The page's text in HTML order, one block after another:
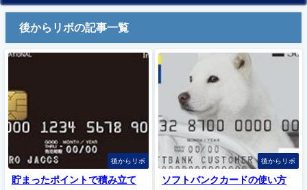
後からリボの記事一覧
後からリボ
貯まったポイントで積み立て
後からリボ
ソフトバンクカードの使い方